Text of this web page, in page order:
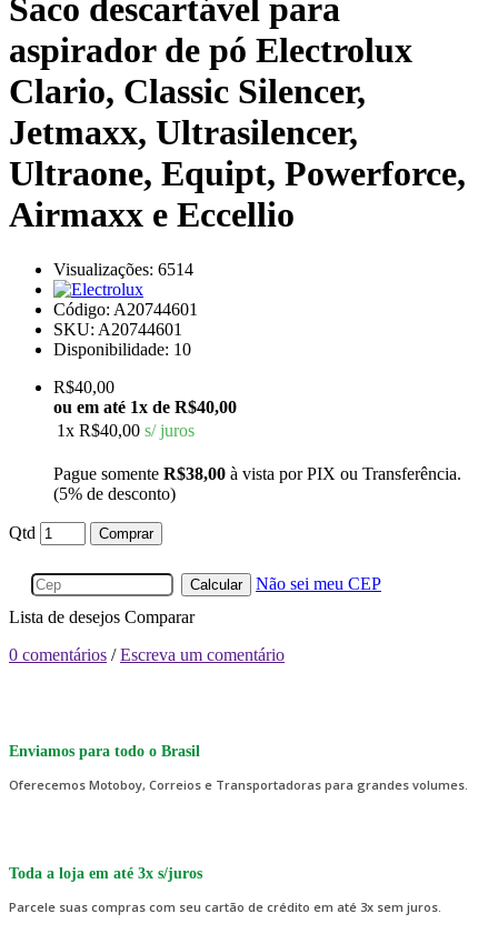
Saco descartável para
aspirador de pó Electrolux
Clario, Classic Silencer,
Jetmaxx, Ultrasilencer,
Ultraone, Equipt, Powerforce,
Airmaxx e Eccellio
Visualizações: 6514
Código: A20744601
SKU: A20744601
Disponibilidade: 10
R$40,00
ou em até 1x de R$40,00
1x R$40,00 s/ juros
Pague somente R$38,00 à vista por PIX ou Transferência.
(5% de desconto)
Qtd Comprar
Calcular
Não sei meu CEP
Lista de desejos Comparar
0 comentários /Escreva um comentário
Enviamos para todo o Brasil
Oferecemos Motoboy, Correios e Transportadoras para grandes volumes.
Toda a loja em até 3x s/juros
Parcele suas compras com seu cartão de crédito em até 3x sem juros.